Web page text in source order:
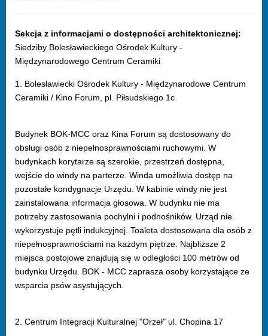
Sekcja z informacjami o dostępności architektonicznej:
Siedziby Bolesławieckiego Ośrodek Kultury -
Międzynarodowego Centrum Ceramiki
1. Bolesławiecki Ośrodek Kultury - Międzynarodowe Centrum
Ceramiki / Kino Forum, pl. Piłsudskiego 1c
Budynek BOK-MCC oraz Kina Forum są dostosowany do
obsługi osób z niepełnosprawnościami ruchowymi. W
budynkach korytarze są szerokie, przestrzeń dostępna,
wejście do windy na parterze. Winda umożliwia dostęp na
pozostałe kondygnacje Urzędu. W kabinie windy nie jest
zainstalowana informacja głosowa. W budynku nie ma
potrzeby zastosowania pochylni i podnośników. Urząd nie
wykorzystuje pętli indukcyjnej. Toaleta dostosowana dla osób z
niepełnosprawnościami na każdym piętrze. Najbliższe 2
miejsca postojowe znajdują się w odległości 100 metrów od
budynku Urzędu. BOK - MCC zaprasza osoby korzystające ze
wsparcia psów asystujących.
2. Centrum Integracji Kulturalnej "Orzeł" ul. Chopina 17